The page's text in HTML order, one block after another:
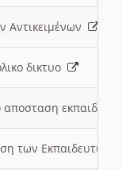
Αντικειμένων
δικτυο
αποσταση
των